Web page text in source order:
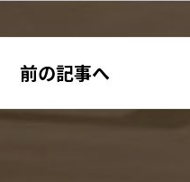
前の記事へ